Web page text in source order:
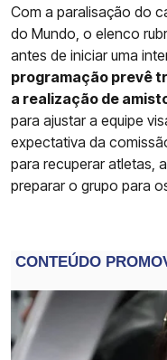
Com a paralisação do
do Mundo, o elenco
antes de iniciar uma
programação prevê
a realização de
para ajustar a equipe
expectativa da
para recuperar atletas,
preparar o grupo para